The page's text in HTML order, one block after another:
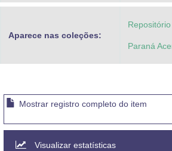
Aparece nas coleções:
Paraná
Mostrar registro completo do item
Visualizar estatísticas